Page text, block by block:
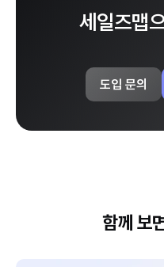
세일즈맵
도입 문의
함께 보